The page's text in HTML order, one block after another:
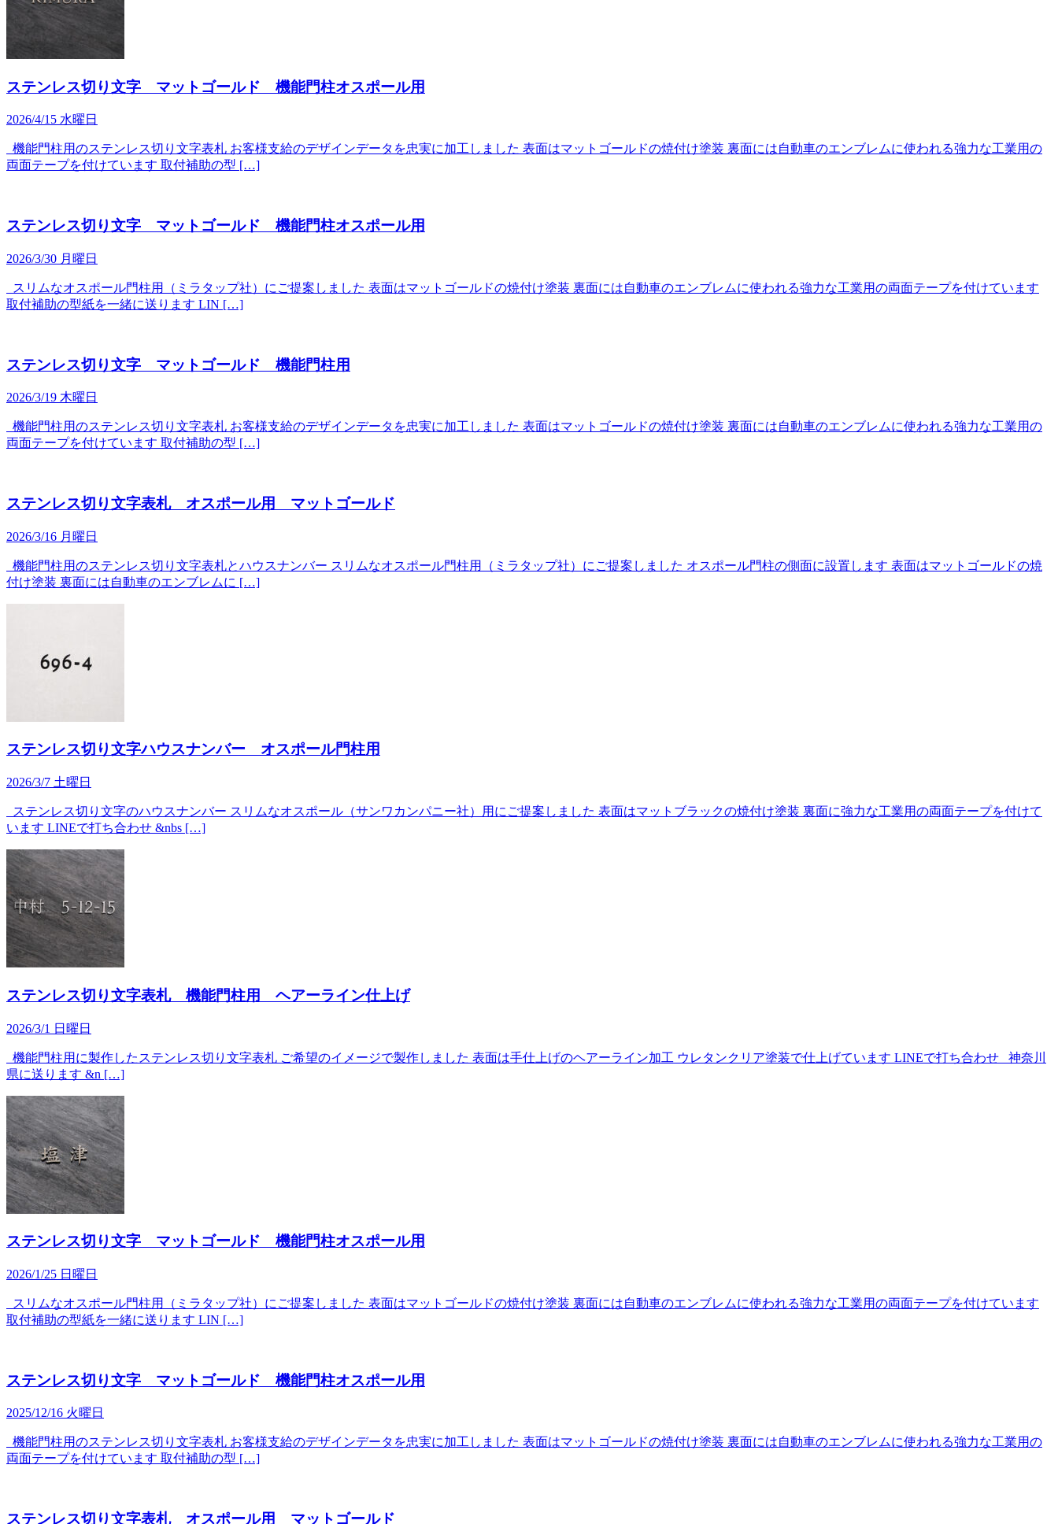
ステンレス切り文字 マットゴールド 機能門柱オスポール用
2026/4/15 水曜日
機能門柱用のステンレス切り文字表札 お客様支給のデザインデータを忠実に加工しました 表面はマットゴールドの焼付け塗装 裏面には自動車のエンブレムに使われる強力な工業用の
両面テープを付けています 取付補助の型 […]
ステンレス切り文字 マットゴールド 機能門柱オスポール用
2026/3/30 月曜日
スリムなオスポール門柱用（ミラタップ社）にご提案しました 表面はマットゴールドの焼付け塗装 裏面には自動車のエンブレムに使われる強力な工業用の両面テープを付けています
取付補助の型紙を一緒に送ります LIN […]
ステンレス切り文字 マットゴールド 機能門柱用
2026/3/19 木曜日
機能門柱用のステンレス切り文字表札 お客様支給のデザインデータを忠実に加工しました 表面はマットゴールドの焼付け塗装 裏面には自動車のエンブレムに使われる強力な工業用の
両面テープを付けています 取付補助の型 […]
ステンレス切り文字表札 オスポール用 マットゴールド
2026/3/16 月曜日
機能門柱用のステンレス切り文字表札とハウスナンバー スリムなオスポール門柱用（ミラタップ社）にご提案しました オスポール門柱の側面に設置します 表面はマットゴールドの焼
付け塗装 裏面には自動車のエンブレムに […]
ステンレス切り文字ハウスナンバー オスポール門柱用
2026/3/7 土曜日
ステンレス切り文字のハウスナンバー スリムなオスポール（サンワカンパニー社）用にご提案しました 表面はマットブラックの焼付け塗装 裏面に強力な工業用の両面テープを付けて
います LINEで打ち合わせ &nbs […]
ステンレス切り文字表札 機能門柱用 ヘアーライン仕上げ
2026/3/1 日曜日
機能門柱用に製作したステンレス切り文字表札 ご希望のイメージで製作しました 表面は手仕上げのヘアーライン加工 ウレタンクリア塗装で仕上げています LINEで打ち合わせ 神奈川
県に送ります &n […]
ステンレス切り文字 マットゴールド 機能門柱オスポール用
2026/1/25 日曜日
スリムなオスポール門柱用（ミラタップ社）にご提案しました 表面はマットゴールドの焼付け塗装 裏面には自動車のエンブレムに使われる強力な工業用の両面テープを付けています
取付補助の型紙を一緒に送ります LIN […]
ステンレス切り文字 マットゴールド 機能門柱オスポール用
2025/12/16 火曜日
機能門柱用のステンレス切り文字表札 お客様支給のデザインデータを忠実に加工しました 表面はマットゴールドの焼付け塗装 裏面には自動車のエンブレムに使われる強力な工業用の
両面テープを付けています 取付補助の型 […]
ステンレス切り文字表札 オスポール用 マットゴールド